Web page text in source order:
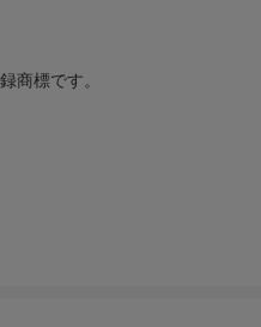
商標です。